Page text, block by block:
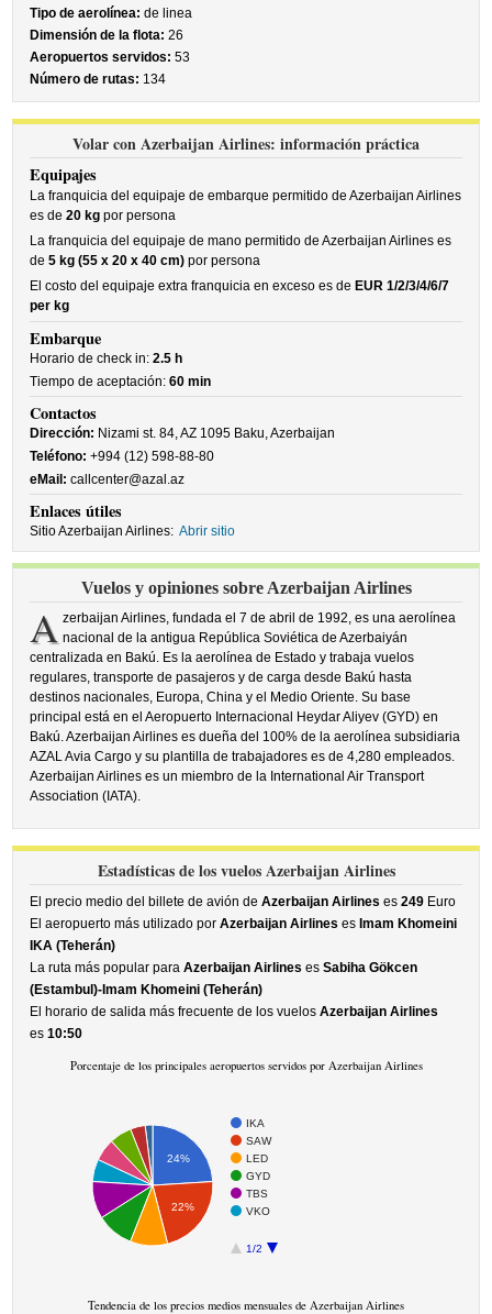
Tipo de aerolínea: de linea
Dimensión de la flota: 26
Aeropuertos servidos: 53
Número de rutas: 134
Volar con Azerbaijan Airlines: información práctica
Equipajes
La franquicia del equipaje de embarque permitido de Azerbaijan Airlines
es de20 kg por persona
La franquicia del equipaje de mano permitido de Azerbaijan Airlines es
de5 kg (55 x 20 x 40 cm) por persona
El costo del equipaje extra franquicia en exceso es de EUR 1/2/3/4/6/7
per kg
Embarque
Horario de check in:2.5 h
Tiempo de aceptación:60 min
Contactos
Dirección: Nizami st. 84, AZ 1095 Baku, Azerbaijan
Teléfono: +994 (12) 598-88-80
eMail: callcenter@azal.az
Enlaces útiles
Sitio Azerbaijan Airlines: Abrir sitio
Vuelos y opiniones sobre Azerbaijan Airlines
A zerbaijan Airlines, fundada el 7 de abril de 1992, es una aerolínea
nacional de la antigua República Soviética de Azerbaiyán
centralizada en Bakú. Es la aerolínea de Estado y trabaja vuelos
regulares, transporte de pasajeros y de carga desde Bakú hasta
destinos nacionales, Europa, China y el Medio Oriente. Su base
principal está en el Aeropuerto Internacional Heydar Aliyev (GYD) en
Bakú. Azerbaijan Airlines es dueña del 100% de la aerolínea subsidiaria
AZAL Avia Cargo y su plantilla de trabajadores es de 4,280 empleados.
Azerbaijan Airlines es un miembro de la International Air Transport
Association (IATA).
Estadísticas de los vuelos Azerbaijan Airlines
El precio medio del billete de avión deAzerbaijan Airlines es249 Euro
El aeropuerto más utilizado porAzerbaijan Airlines es Imam Khomeini
IKA (Teherán)
La ruta más popular paraAzerbaijan Airlines esSabiha Gökcen
(Estambul)-Imam Khomeini (Teherán)
El horario de salida más frecuente de los vuelosAzerbaijan Airlines
es10:50
Porcentaje de los principales aeropuertos servidos por Azerbaijan Airlines
IKA
SAW
LED
GYD
TBS
VKO
1/2
24%
22%
Tendencia de los precios medios mensuales de Azerbaijan Airlines